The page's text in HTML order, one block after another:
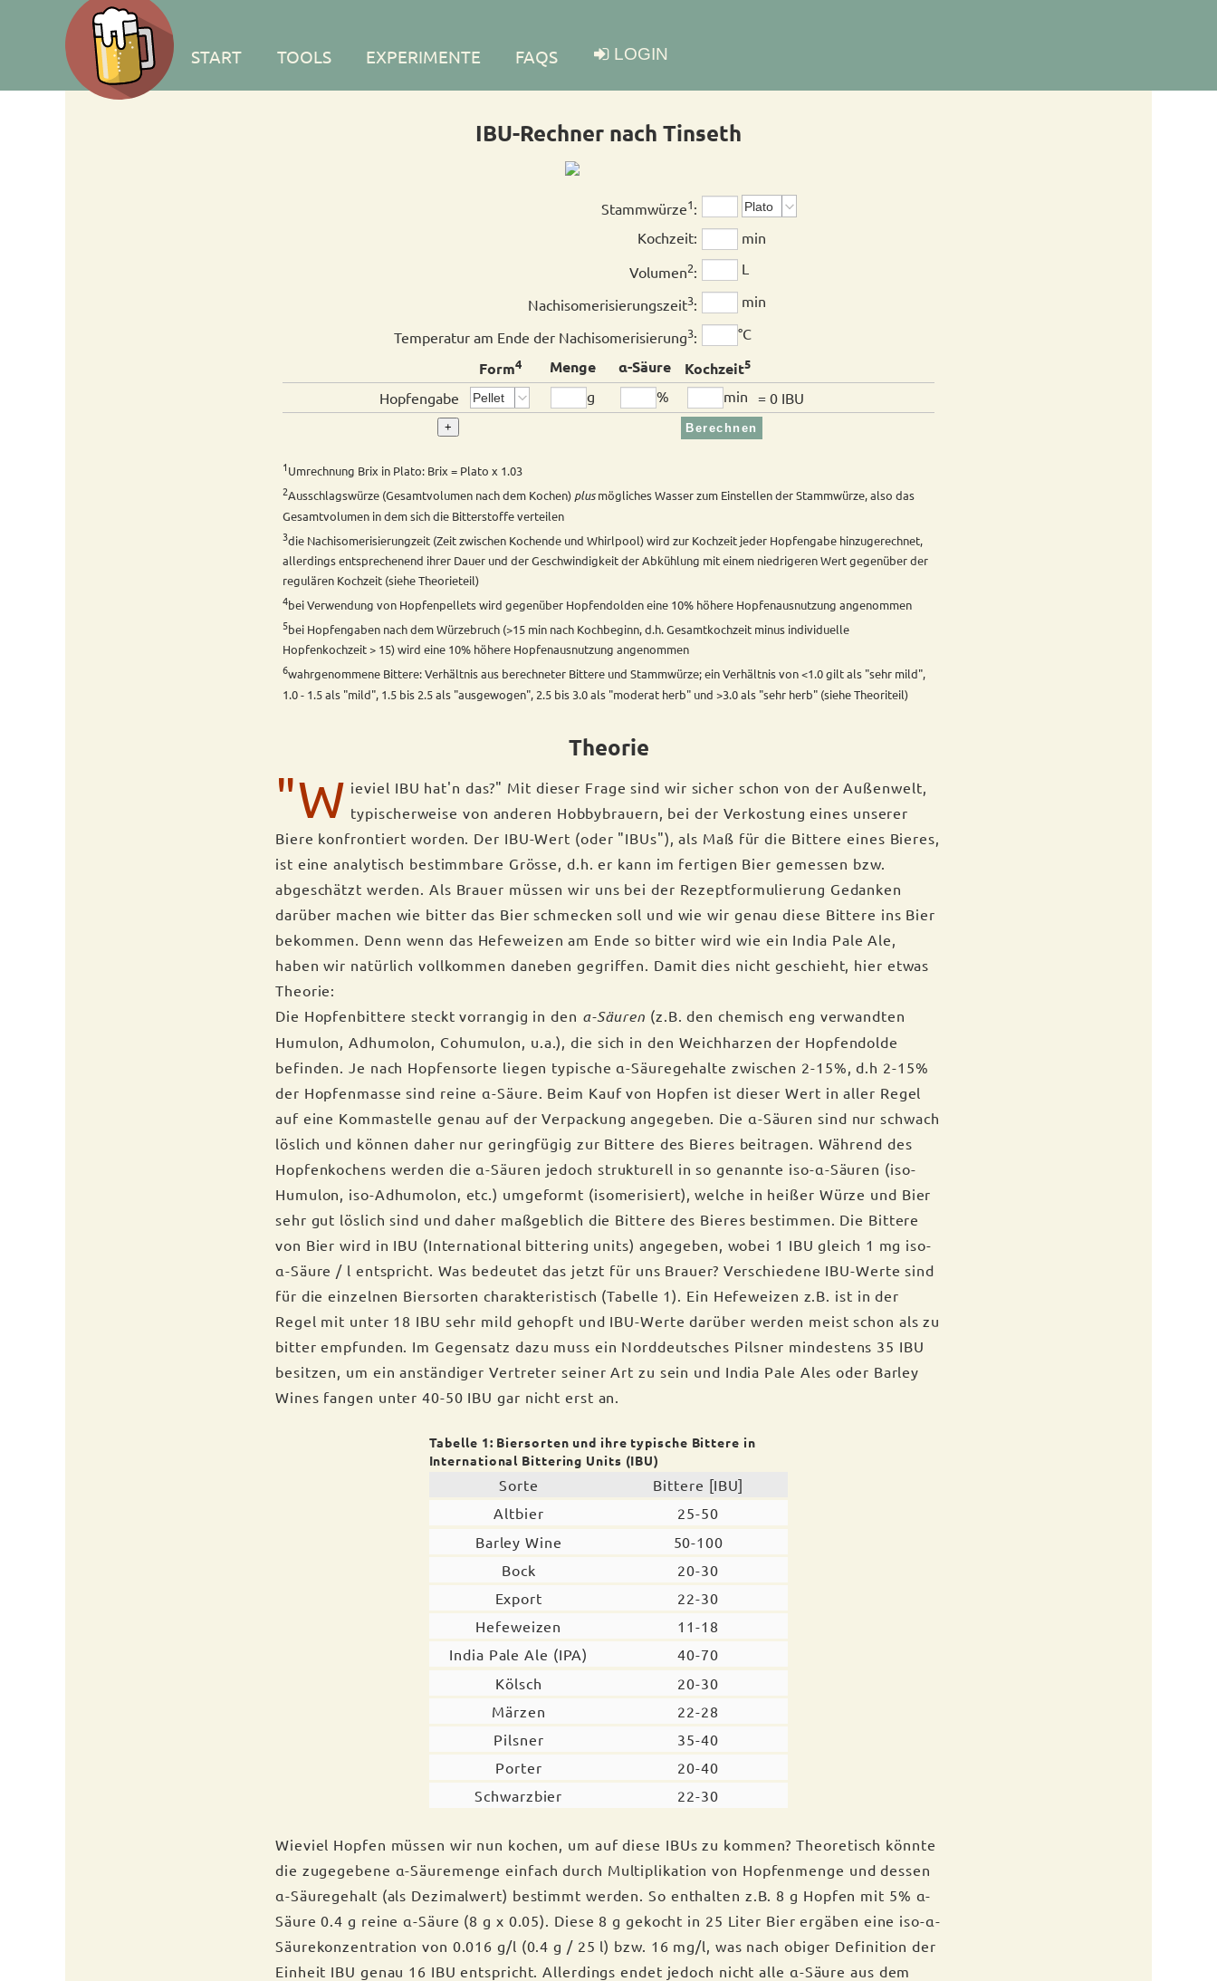
START TOOLS EXPERIMENTE FAQS LOGIN
IBU-Rechner nach Tinseth
Stammwürze1:
Kochzeit:
min
Volumen2: L
Nach­isomerisie­rungszeit3: min
Temperatur am Ende der Nach­isomerisierung3: °C
Form4 Menge α-Säure Kochzeit5
Hopfen­gabe g % min = 0 IBU
+
1Umrechnung Brix in Plato: Brix = Plato x 1.03
2Ausschlagswürze (Gesamtvolumen nach dem Kochen) plusmögliches Wasser zum Einstellen der Stammwürze, also das
Gesamtvolumen in dem sich die Bitterstoffe verteilen
3die Nachisomerisierungzeit (Zeit zwischen Kochende und Whirlpool) wird zur Kochzeit jeder Hopfengabe hinzugerechnet,
allerdings entsprechenend ihrer Dauer und der Geschwindigkeit der Abkühlung mit einem niedrigeren Wert gegenüber der
regulären Kochzeit (siehe Theorieteil)
4bei Verwendung von Hopfenpellets wird gegenüber Hopfendolden eine 10% höhere Hopfenausnutzung angenommen
5bei Hopfengaben nach dem Würzebruch (>15 min nach Kochbeginn, d.h. Gesamtkochzeit minus individuelle
Hopfenkochzeit > 15) wird eine 10% höhere Hopfenausnutzung angenommen
6wahrgenommene Bittere: Verhältnis aus berechneter Bittere und Stammwürze; ein Verhältnis von <1.0 gilt als "sehr mild",
1.0 - 1.5 als "mild", 1.5 bis 2.5 als "ausgewogen", 2.5 bis 3.0 als "moderat herb" und >3.0 als "sehr herb" (siehe Theoriteil)
Theorie
"W ieviel IBU hat'n das?" Mit dieser Frage sind wir sicher schon von der Außenwelt,
typischerweise von anderen Hobbybrauern, bei der Verkostung eines unserer
Biere konfrontiert worden. Der IBU-Wert (oder "IBUs"), als Maß für die Bittere eines Bieres,
ist eine analytisch bestimmbare Grösse, d.h. er kann im fertigen Bier gemessen bzw.
abgeschätzt werden. Als Brauer müssen wir uns bei der Rezeptformulierung Gedanken
darüber machen wie bitter das Bier schmecken soll und wie wir genau diese Bittere ins Bier
bekommen. Denn wenn das Hefeweizen am Ende so bitter wird wie ein India Pale Ale,
haben wir natürlich vollkommen daneben gegriffen. Damit dies nicht geschieht, hier etwas
Theorie:
Die Hopfenbittere steckt vorrangig in den α-Säuren (z.B. den chemisch eng verwandten
Humulon, Adhumolon, Cohumulon, u.a.), die sich in den Weichharzen der Hopfendolde
befinden. Je nach Hopfensorte liegen typische α-Säuregehalte zwischen 2-15%, d.h 2-15%
der Hopfenmasse sind reine α-Säure. Beim Kauf von Hopfen ist dieser Wert in aller Regel
auf eine Kommastelle genau auf der Verpackung angegeben. Die α-Säuren sind nur schwach
löslich und können daher nur geringfügig zur Bittere des Bieres beitragen. Während des
Hopfenkochens werden die α-Säuren jedoch strukturell in so genannte iso-α-Säuren (iso-
Humulon, iso-Adhumolon, etc.) umgeformt (isomerisiert), welche in heißer Würze und Bier
sehr gut löslich sind und daher maßgeblich die Bittere des Bieres bestimmen. Die Bittere
von Bier wird in IBU (International bittering units) angegeben, wobei 1 IBU gleich 1 mg iso-
α-Säure / l entspricht. Was bedeutet das jetzt für uns Brauer? Verschiedene IBU-Werte sind
für die einzelnen Biersorten charakteristisch (Tabelle 1). Ein Hefeweizen z.B. ist in der
Regel mit unter 18 IBU sehr mild gehopft und IBU-Werte darüber werden meist schon als zu
bitter empfunden. Im Gegensatz dazu muss ein Norddeutsches Pilsner mindestens 35 IBU
besitzen, um ein anständiger Vertreter seiner Art zu sein und India Pale Ales oder Barley
Wines fangen unter 40-50 IBU gar nicht erst an.
Tabelle 1: Biersorten und ihre typische Bittere in
Inter­national Bittering Units (IBU)
Sorte
Bittere [IBU]
Altbier
25-50
Barley Wine
50-100
Bock
20-30
Export
22-30
Hefeweizen
11-18
India Pale Ale (IPA)
40-70
Kölsch
20-30
Märzen
22-28
Pilsner
35-40
Porter
20-40
Schwarzbier
22-30
Wieviel Hopfen müssen wir nun kochen, um auf diese IBUs zu kommen? Theoretisch könnte
die zugegebene α-Säuremenge einfach durch Multiplikation von Hopfenmenge und dessen
α-Säuregehalt (als Dezimalwert) bestimmt werden. So enthalten z.B. 8 g Hopfen mit 5% α-
Säure 0.4 g reine α-Säure (8 g x 0.05). Diese 8 g gekocht in 25 Liter Bier ergäben eine iso-α-
Säurekonzentration von 0.016 g/l (0.4 g / 25 l) bzw. 16 mg/l, was nach obiger Definition der
Einheit IBU genau 16 IBU entspricht. Allerdings endet jedoch nicht alle α-Säure aus dem